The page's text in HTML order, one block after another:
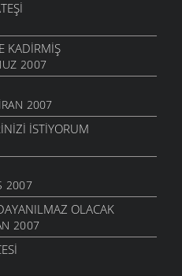
KADIRMIŞ
2007
2007
İSTIYORUM
2007
OLACAK
2007